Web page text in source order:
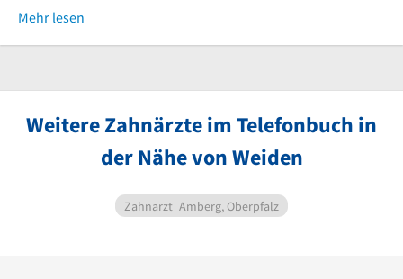
Mehr lesen
Weitere Zahnärzte im Telefonbuch in
der Nähe von Weiden
Zahnarzt Amberg, Oberpfalz